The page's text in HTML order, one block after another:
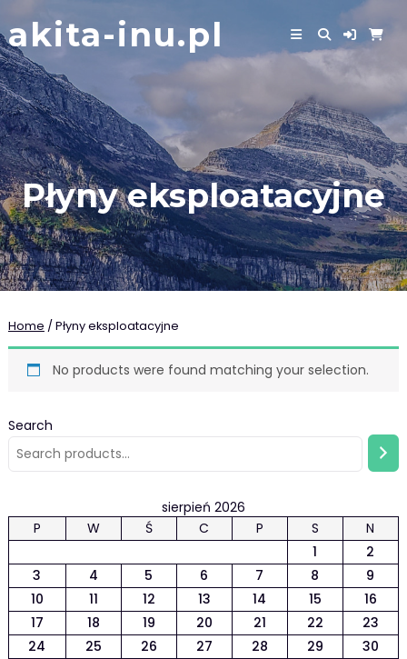
to
content
akita-inu.pl
Płyny eksploatacyjne
Home / Płyny eksploatacyjne
No products were found matching your selection.
Search
sierpień 2026
P
W Ś C P S
N
1
2
3
4 5 6 7 8
9
10
11 12 13 14 15
16
17
18 19 20 21 22
23
24
25 26 27 28 29
30